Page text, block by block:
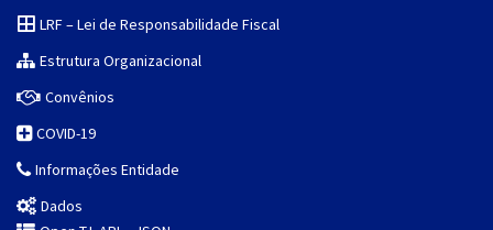
LRF – Lei de Responsabilidade Fiscal
Estrutura Organizacional
Convênios
COVID-19
Informações Entidade
Dados